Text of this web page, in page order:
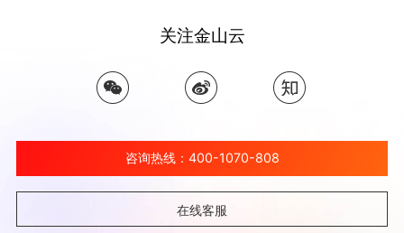
关注金山云
咨询热线：400-1070-808
在线客服